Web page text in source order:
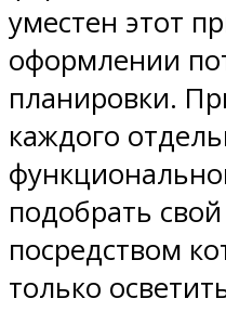
уместен этот
оформлении
планировки.
каждого
подобрать
посредством
только